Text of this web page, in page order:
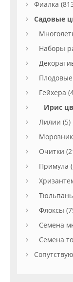
Фиалка
Садовые
Наборы
Плодовые
Гейхера
Ирис
Лилии (5)
Очитки
Примула
Флоксы
Семена
Семена